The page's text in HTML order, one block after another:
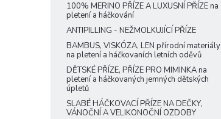
100% MERINO PŘÍZE A LUXUSNÍ PŘÍZE na
pletení a háčkování
ANTIPILLING - NEŽMOLKUJÍCÍ PŘÍZE
BAMBUS, VISKÓZA, LEN přírodní materiály
na pletení a háčkovaních letních oděvů
DĚTSKÉ PŘÍZE, PŘÍZE PRO MIMINKA na
pletení a háčkovaných jemných dětských
úpletů
SLABÉ HÁČKOVACÍ PŘÍZE NA DEČKY,
VÁNOČNÍ A VELIKONOČNÍ OZDOBY